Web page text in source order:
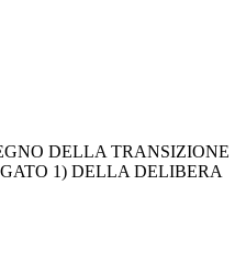
DELLA TRANSIZIONE
1) DELLA DELIBERA